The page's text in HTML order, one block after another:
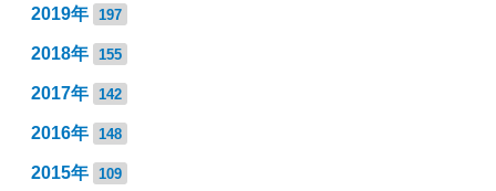
2019年 197
2018年 155
2017年 142
2016年 148
2015年 109